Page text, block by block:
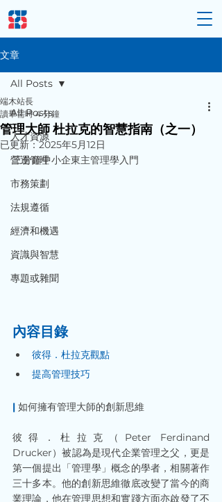
文章
All Posts
人才資源
營運管理
市務策劃
法規遵循
經濟和機遇
資識與智慧
專題或雜聞
All Posts
管理大師 杜拉克的智慧指南（之一）
端木站長
讀畢需時 4 分鐘
已更新：2025年5月12日
三分鐘中小企東主管理學入門
內容目錄
彼得．杜拉克觀點
提高管理技巧
| 如何擁有管理大師的創新思維
彼得．杜拉克（Peter Ferdinand
Drucker）被認為是現代企業管理之父，更是
第一個提出「管理學」概念的學者，相關著作
三十多本。他的創新思維徹底改變了當今的商
業理論，他在管理思想和實踐方面亦啟發了不